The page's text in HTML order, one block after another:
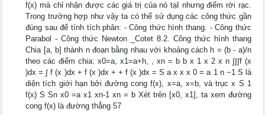
f(x) mà chỉ nhận được các giá trị của nó tạI nhưng điểm rời rạc.
Trong trường hợp như vậy ta có thể sử dụng các công thức gần
đúng sau để tính tích phân: - Công thức hình thang. - Công thức
Parabol - Công thức Newton _Cotet 8.2. Công thức hình thang
Chia [a, b] thành n đoạn bằng nhau với khoảng cách h = (b - a)/n
theo các điểm chia: x0=a, x1=a+h, , xn = b b x 1 x 2 x n ∫∫∫f (x
)dx = ∫ f (x )dx + f (x )dx + + f (x )dx = S a x x x 0 = a 1 n −1 S là
diện tích giới hạn bởi đường cong f(x), x=a, x=b, và trục x S 1
f(x) S Sn x0 =a x1 xn-1 xn = b Xét trên [x0, x1], ta xem đường
cong f(x) là đường thẳng 57